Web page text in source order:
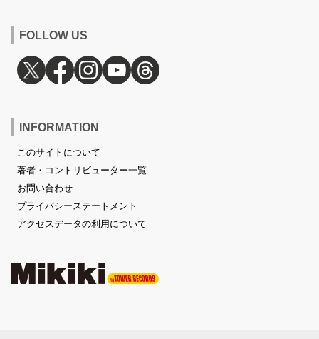
FOLLOW US
INFORMATION
このサイトについて
著者・コントリビューター一覧
お問い合わせ
プライバシーステートメント
アクセスデータの利用について